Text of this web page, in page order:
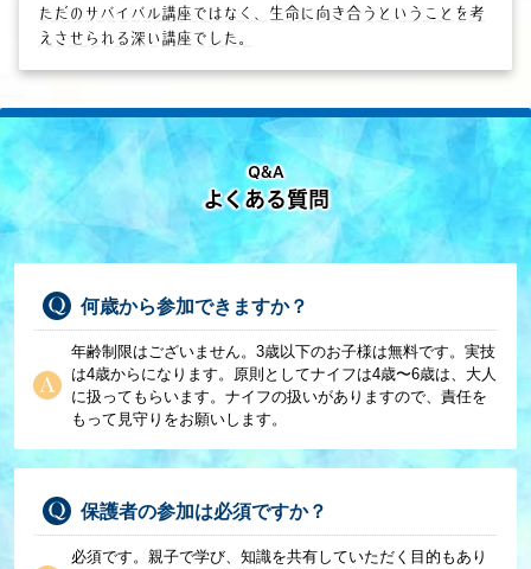
ただのサバイバル講座ではなく、生命に向き合うということを考
えさせられる深い講座でした。
Q&A
よくある質問
何歳から参加できますか？
年齢制限はございません。3歳以下のお子様は無料です。実技
は4歳からになります。原則としてナイフは4歳〜6歳は、大人
に扱ってもらいます。ナイフの扱いがありますので、責任を
もって見守りをお願いします。
保護者の参加は必須ですか？
必須です。親子で学び、知識を共有していただく目的もあり